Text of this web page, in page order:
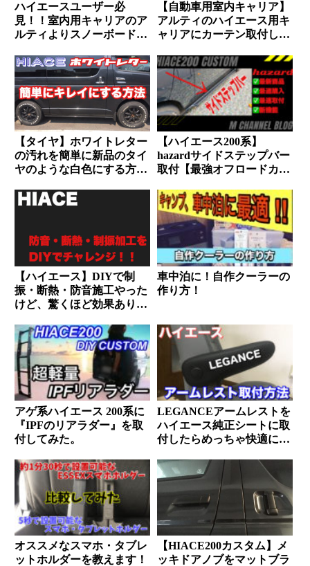
ハイエースユーザー必
見！！室内用キャリアのア
ルティよりスノーボード
が販売
【自動車用室内キャリア】
アルティのハイエース用キ
ャリアにカーテン取付して
【タイヤ】ホワイトレター
の汚れを簡単に新品のタイ
ヤのような白色にする方法
【ハイエース200系】
hazardサイドステップバー
取付【最強オフロードカス
【ハイエース】DIYで制
振・断熱・防音施工やった
けど、驚くほど効果ありま
車中泊に！自作クーラーの
作り方！
アゲ系ハイエース 200系に
『IPFのリアラダー』を取
付してみた。
LEGANCEアームレストを
ハイエース純正シートに取
付したらめっちゃ快適にな
オススメなスマホ・タブレ
ットホルダーを教えます！
【HIACE200カスタム】メ
ッキドアノブをマットブラ